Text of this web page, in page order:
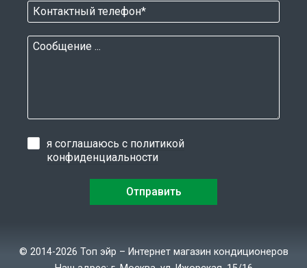
я соглашаюсь с политикой
конфиденциальности
© 2014-2026 Топ эйр – Интернет магазин кондиционеров